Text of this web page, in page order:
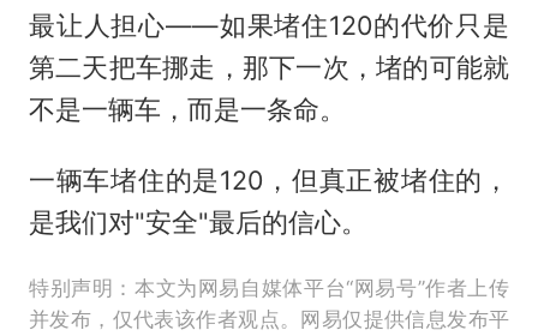
最让人担心——如果堵住120的代价只是
第二天把车挪走，那下一次，堵的可能就
不是一辆车，而是一条命。
一辆车堵住的是120，但真正被堵住的，
是我们对"安全"最后的信心。
特别声明：本文为网易自媒体平台“网易号”作者上传
并发布，仅代表该作者观点。网易仅提供信息发布平